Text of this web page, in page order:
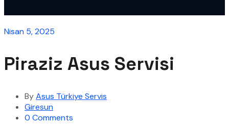
Nisan 5, 2025
Piraziz Asus Servisi
ByAsus Türkiye Servis
Giresun
0 Comments